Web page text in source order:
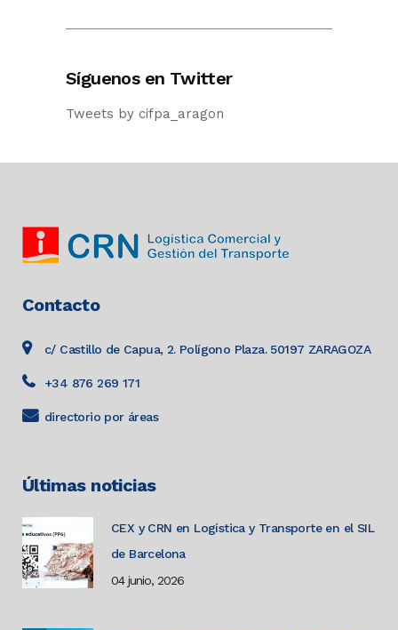
Síguenos en Twitter
Tweets by cifpa_aragon
Contacto
c/ Castillo de Capua, 2. Polígono Plaza. 50197 ZARAGOZA
+34 876 269 171
directorio por áreas
Últimas noticias
CEX y CRN en Logística y Transporte en el SIL
de Barcelona
04 junio, 2026